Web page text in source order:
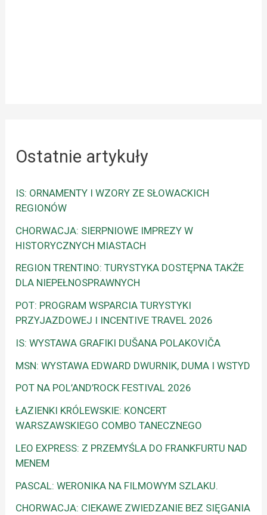
Ostatnie artykuły
IS: ORNAMENTY I WZORY ZE SŁOWACKICH
REGIONÓW
CHORWACJA: SIERPNIOWE IMPREZY W
HISTORYCZNYCH MIASTACH
REGION TRENTINO: TURYSTYKA DOSTĘPNA TAKŻE
DLA NIEPEŁNOSPRAWNYCH
POT: PROGRAM WSPARCIA TURYSTYKI
PRZYJAZDOWEJ I INCENTIVE TRAVEL 2026
IS: WYSTAWA GRAFIKI DUŠANA POLAKOVIČA
MSN: WYSTAWA EDWARD DWURNIK, DUMA I WSTYD
POT NA POL’AND’ROCK FESTIVAL 2026
ŁAZIENKI KRÓLEWSKIE: KONCERT
WARSZAWSKIEGO COMBO TANECZNEGO
LEO EXPRESS: Z PRZEMYŚLA DO FRANKFURTU NAD
MENEM
PASCAL: WERONIKA NA FILMOWYM SZLAKU.
CHORWACJA: CIEKAWE ZWIEDZANIE BEZ SIĘGANIA